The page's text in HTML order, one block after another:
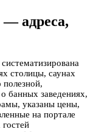
адреса,
столицы, саунах
банных заведениях,
указаны цены,
на портале